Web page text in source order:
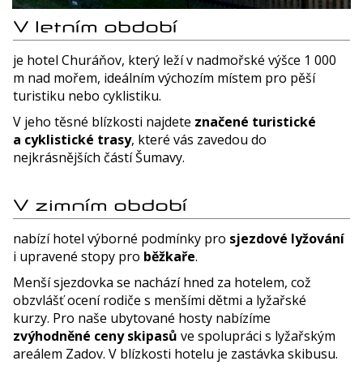
V letním období
je hotel Churáňov, který leží v nadmořské výšce 1 000
m nad mořem, ideálním výchozím místem pro pěší
turistiku nebo cyklistiku.
V jeho těsné blízkosti najdete značené turistické
a cyklistické trasy, které vás zavedou do
nejkrásnějších částí Šumavy.
V zimním období
nabízí hotel výborné podmínky pro sjezdové lyžování
i upravené stopy pro běžkaře.
Menší sjezdovka se nachází hned za hotelem, což
obzvlášť ocení rodiče s menšími dětmi a lyžařské
kurzy. Pro naše ubytované hosty nabízíme
zvýhodněné ceny skipasů ve spolupráci s lyžařským
areálem Zadov. V blízkosti hotelu je zastávka skibusu.